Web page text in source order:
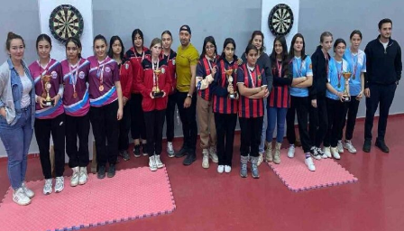
WhatsApp İhbar Hattı
Facebook